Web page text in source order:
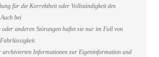
für die Korrektheit oder Vollständigkeit des
bei
anderen Störungen haftet sie nur im Fall von
archivierten Informationen zur Eigeninformation und